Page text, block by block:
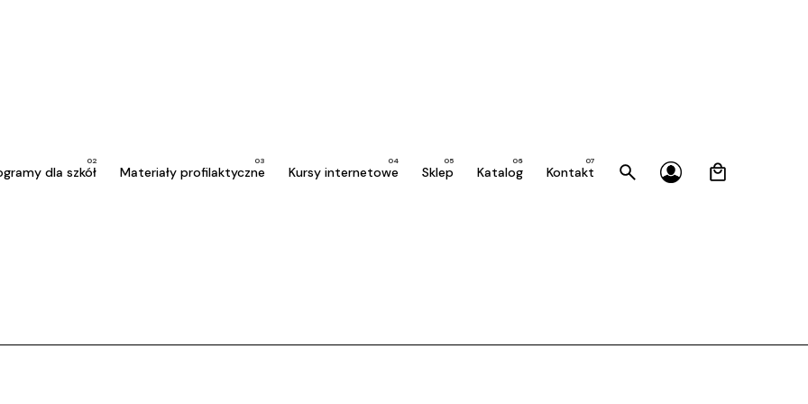
dla szkół Materiały profilaktyczne Kursy internetowe Sklep Katalog Kontakt